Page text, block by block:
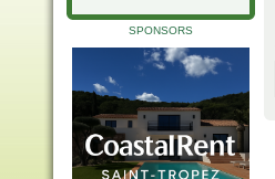
SPONSORS